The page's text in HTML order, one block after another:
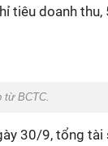
tiêu doanh thu,
từ BCTC.
30/9, tổng tài